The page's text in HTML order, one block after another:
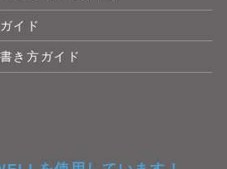
イド
き方ガイド